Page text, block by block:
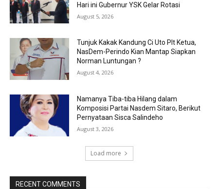
Hari ini Gubernur YSK Gelar Rotasi
August 5, 2026
Tunjuk Kakak Kandung Ci Uto Plt Ketua,
NasDem-Perindo Kian Mantap Siapkan
Norman Luntungan ?
August 4, 2026
Namanya Tiba-tiba Hilang dalam
Komposisi Partai Nasdem Sitaro, Berikut
Pernyataan Sisca Salindeho
August 3, 2026
Load more
RECENT COMMENTS